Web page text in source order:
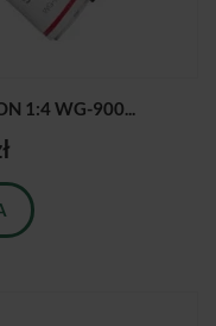
1:4 WG-900...